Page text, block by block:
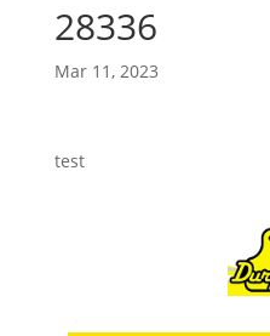
28336
Mar 11, 2023
test